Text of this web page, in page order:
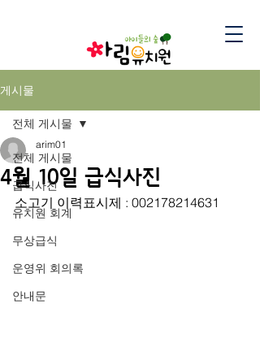
게시물
전체 게시물
급식사진
유치원 회계
무상급식
운영위 회의록
안내문
전체 게시물
4월 10일 급식사진
arim01
소고기 이력표시제 : 002178214631